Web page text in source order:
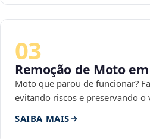
03
Remoção de Moto
Moto que parou de funcionar?
evitando riscos e preservando o
SAIBA MAIS